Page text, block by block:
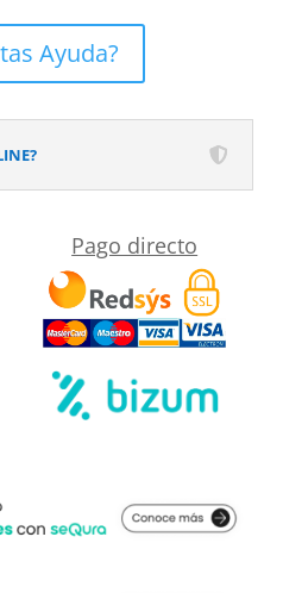
Ayuda?
Pago directo